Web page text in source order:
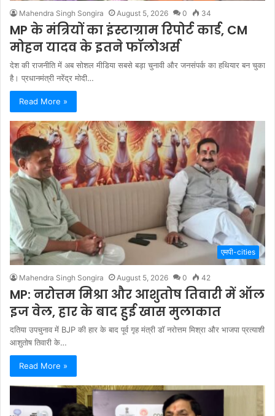
Mahendra Singh Songira August 5, 2026 0 34
MP के मंत्रियों का इंस्टाग्राम रिपोर्ट कार्ड, CM
मोहन यादव के इतने फॉलोअर्स
देश की राजनीति में अब सोशल मीडिया सबसे बड़ा चुनावी और जनसंपर्क का हथियार बन चुका
है। प्रधानमंत्री नरेंद्र मोदी…
Read More »
एमपी-cities
Mahendra Singh Songira August 5, 2026 0 42
MP: नरोत्तम मिश्रा और आशुतोष तिवारी में ऑल
इज वेल, हार के बाद हुई खास मुलाकात
दतिया उपचुनाव में BJP की हार के बाद पूर्व गृह मंत्री डॉ नरोत्तम मिश्रा और भाजपा प्रत्याशी
आशुतोष तिवारी के…
Read More »